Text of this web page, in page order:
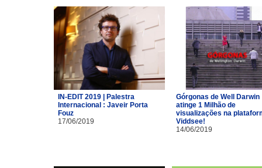
IN-EDIT 2019 | Palestra
Internacional : Javeir Porta
Fouz
17/06/2019
Górgonas de Well Darwin
atinge 1 Milhão de
visualizações na
Viddsee!
14/06/2019